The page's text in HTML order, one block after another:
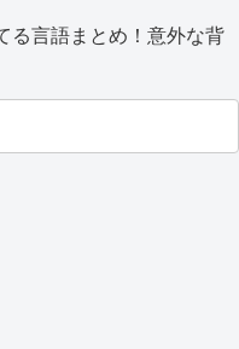
る言語まとめ！意外な背